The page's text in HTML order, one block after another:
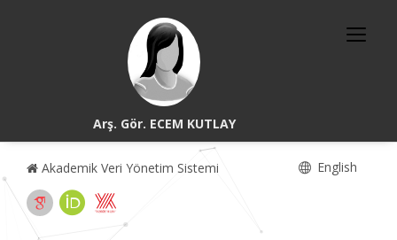
Arş. Gör. ECEM KUTLAY
Akademik Veri Yönetim Sistemi English